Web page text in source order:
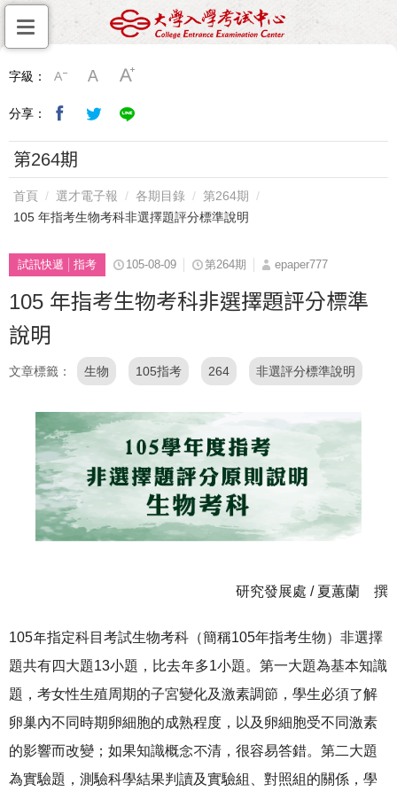
字級：
分享：
第264期
首頁 選才電子報 各期目錄
第264期
105 年指考生物考科非選擇題評分標準說明
試訊快遞 指考 105-08-09 第264期 epaper777
105 年指考生物考科非選擇題評分標準
說明
文章標籤 生物 105指考 264 非選評分標準說明
研究發展處 / 夏蕙蘭 撰
105年指定科目考試生物考科（簡稱105年指考生物）非選擇
題共有四大題13小題，比去年多1小題。第一大題為基本知識
題，考女性生殖周期的子宮變化及激素調節，學生必須了解
卵巢內不同時期卵細胞的成熟程度，以及卵細胞受不同激素
的影響而改變；如果知識概念不清，很容易答錯。第二大題
為實驗題，測驗科學結果判讀及實驗組、對照組的關係，學